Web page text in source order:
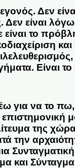
Δεν
Δεν είναι
το
Είναι
για να το
της
την
και